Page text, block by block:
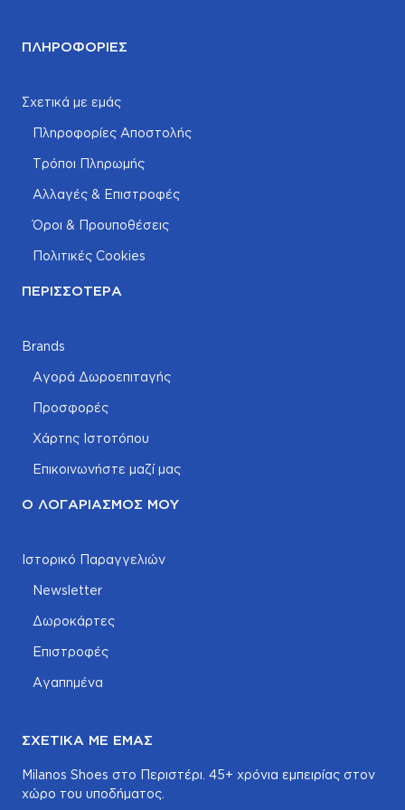
ΠΛΗΡΟΦΟΡΊΕΣ
Σχετικά με εμάς
Πληροφορίες Αποστολής
Τρόποι Πληρωμής
Αλλαγές & Επιστροφές
Όροι & Προυποθέσεις
Πολιτικές Cookies
ΠΕΡΙΣΣΌΤΕΡΑ
Brands
Αγορά Δωροεπιταγής
Προσφορές
Χάρτης Ιστοτόπου
Επικοινωνήστε μαζί μας
Ο ΛΟΓΑΡΙΑΣΜΌΣ ΜΟΥ
Ιστορικό Παραγγελιών
Newsletter
Δωροκάρτες
Επιστροφές
Αγαπημένα
ΣΧΕΤΙΚΆ ΜΕ ΕΜΆΣ
Milanos Shoes στο Περιστέρι. 45+ χρόνια εμπειρίας στον
χώρο του υποδήματος.